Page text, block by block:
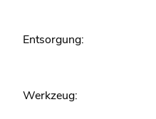
Entsorgung:
Werkzeug: